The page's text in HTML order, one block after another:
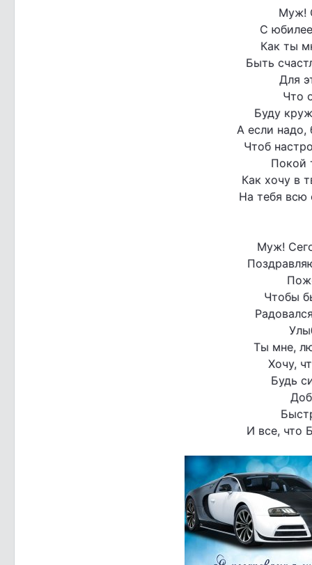
Муж!
С
Как ты
Быть
Для
Что
Буду
А если
Чтоб
Покой
Как хочу в
На тебя всю
Муж!
Чтобы
Ты мне,
Хочу,
Будь
И все, что